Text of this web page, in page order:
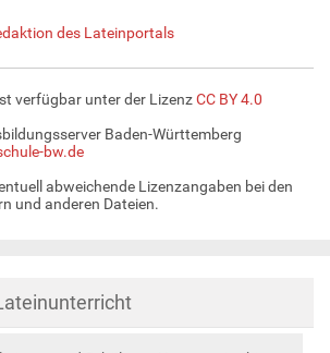
des Lateinportals
verfügbar unter der LizenzCC BY 4.0
Baden-Württemberg
bw.de
abweichende Lizenzangaben bei den
und anderen Dateien.